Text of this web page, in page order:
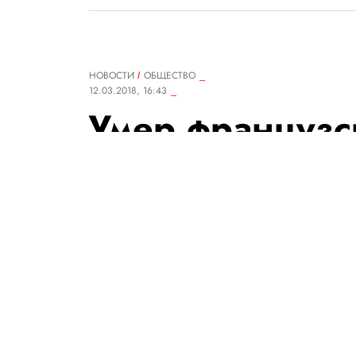
НОВОСТИ
ОБЩЕСТВО
12.03.2018, 16:43
Умер